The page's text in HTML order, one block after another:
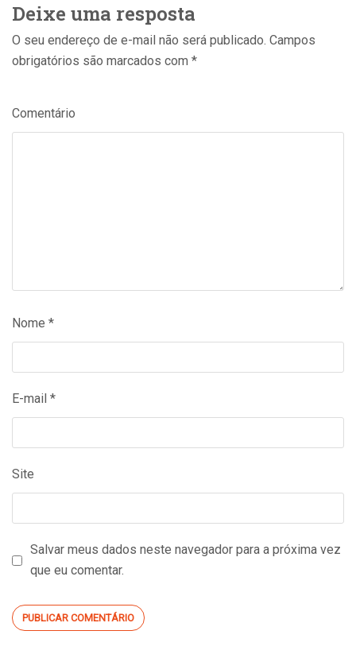
Deixe uma resposta
O seu endereço de e-mail não será publicado. Campos
obrigatórios são marcados com *
Comentário
Nome *
E-mail *
Site
Salvar meus dados neste navegador para a próxima vez
que eu comentar.